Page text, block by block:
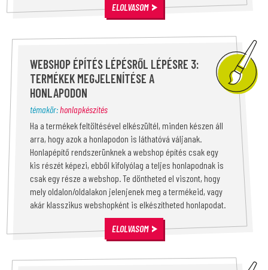
ELOLVASOM
WEBSHOP ÉPÍTÉS LÉPÉSRŐL LÉPÉSRE 3:
TERMÉKEK MEGJELENÍTÉSE A
HONLAPODON
témakör:honlapkészítés
Ha a termékek feltöltésével elkészültél, minden készen áll
arra, hogy azok a honlapodon is láthatóvá váljanak.
Honlapépítő rendszerünknek a webshop építés csak egy
kis részét képezi, ebből kifolyólag a teljes honlapodnak is
csak egy része a webshop. Te döntheted el viszont, hogy
mely oldalon/oldalakon jelenjenek meg a termékeid, vagy
akár klasszikus webshopként is elkészítheted honlapodat.
ELOLVASOM